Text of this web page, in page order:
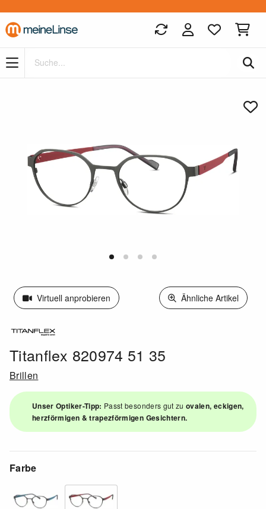
Zum Hauptinhalt springen
Virtuell anprobieren Ähnliche Artikel
Titanflex 820974 51 35
Brillen
Unser Optiker-Tipp: Passt besonders gut zuovalen, eckigen,
herzförmigen & trapezförmigen Gesichtern.
Farbe